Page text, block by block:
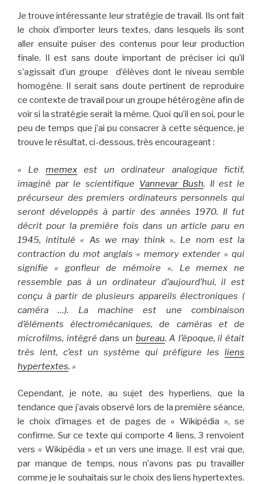
Je trouve intéressante leur stratégie de travail. Ils ont fait
le choix d’importer leurs textes, dans lesquels ils sont
aller ensuite puiser des contenus pour leur production
finale. Il est sans doute important de préciser ici qu’il
s’agissait d’un groupe d’élèves dont le niveau semble
homogène. Il serait sans doute pertinent de reproduire
ce contexte de travail pour un groupe hétérogène afin de
voir si la stratégie serait la même. Quoi qu’il en soi, pour le
peu de temps que j’ai pu consacrer à cette séquence, je
trouve le résultat, ci-dessous, très encourageant :
« Le memexest un ordinateur analogique fictif,
imaginé par le scientifique Vannevar Bush. Il est le
précurseur des premiers ordinateurs personnels qui
seront développés à partir des années 1970. Il fut
décrit pour la première fois dans un article paru en
1945, intitulé « As we may think ». Le nom est la
contraction du mot anglais « memory extender » qui
signifie « gonfleur de mémoire ». Le memex ne
ressemble pas à un ordinateur d’aujourd’hui, il est
conçu à partir de plusieurs appareils électroniques (
caméra …). La machine est une combinaison
d’éléments électromécaniques, de caméras et de
microfilms, intégré dans un bureau. A l’époque, il était
très lent, c’est un système qui préfigure les liens
hypertextes. »
Cependant, je note, au sujet des hyperliens, que la
tendance que j’avais observé lors de la première séance,
le choix d’images et de pages de « Wikipédia », se
confirme. Sur ce texte qui comporte 4 liens, 3 renvoient
vers « Wikipédia » et un vers une image. Il est vrai que,
par manque de temps, nous n’avons pas pu travailler
comme je le souhaitais sur le choix des liens hypertextes.